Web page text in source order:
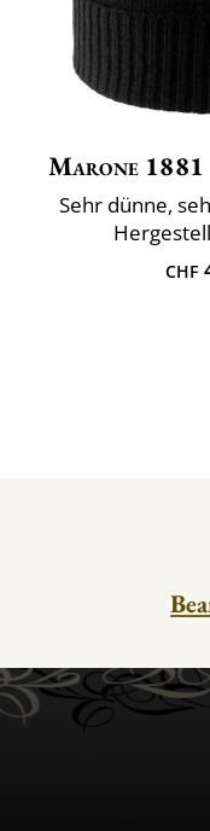
Marone 1881
Sehr dünne,
CHF